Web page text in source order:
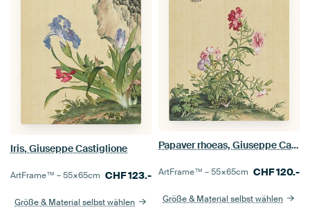
Iris, Giuseppe Castiglione
ArtFrame™ –55×65cm CHF123.-
Größe & Material selbst wählen
Papaver rhoeas, Giuseppe Castiglione
ArtFrame™ –55×65cm CHF120.-
Größe & Material selbst wählen